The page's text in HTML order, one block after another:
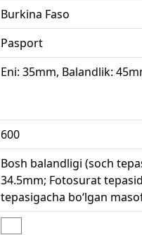
Burkina Faso
Pasport
Eni: 35mm, Balandlik:
600
Bosh balandligi (soch
34.5mm; Fotosurat
tepasigacha bo‘lgan